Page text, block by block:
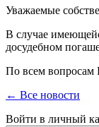
Уважаемые
В случае
досудебном
По всем вопросам
← Все новости
Войти в личный